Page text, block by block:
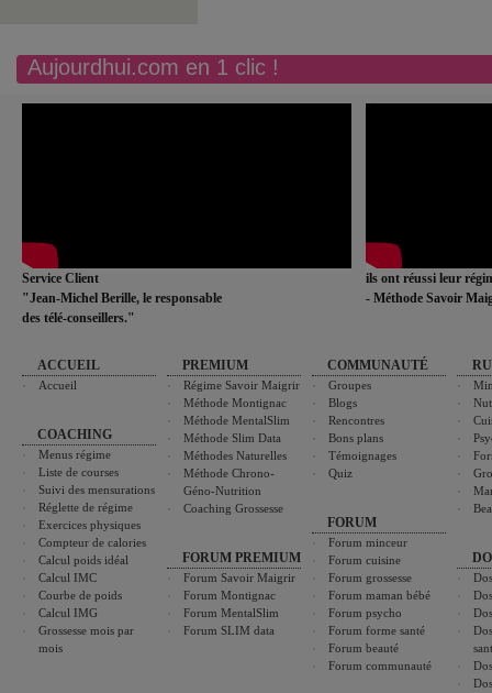
Aujourdhui.com en 1 clic !
Service Client
"Jean-Michel Berille, le responsable
des télé-conseillers."
ils ont réussi leur
- Méthode Savoir
ACCUEIL
Accueil
COACHING
Menus régime
Liste de courses
Suivi des mensurations
Réglette de régime
Exercices physiques
Compteur de calories
Calcul poids idéal
Calcul IMC
Courbe de poids
Calcul IMG
Grossesse mois par
mois
PREMIUM
Régime Savoir Maigrir
Méthode Montignac
Méthode MentalSlim
Méthode Slim Data
Méthodes Naturelles
Méthode Chrono-
Géno-Nutrition
Coaching Grossesse
FORUM PREMIUM
Forum Savoir Maigrir
Forum Montignac
Forum MentalSlim
Forum SLIM data
COMMUNAUTÉ
Groupes
Blogs
Rencontres
Bons plans
Témoignages
Quiz
FORUM
Forum minceur
Forum cuisine
Forum grossesse
Forum maman bébé
Forum psycho
Forum forme santé
Forum beauté
Forum communauté